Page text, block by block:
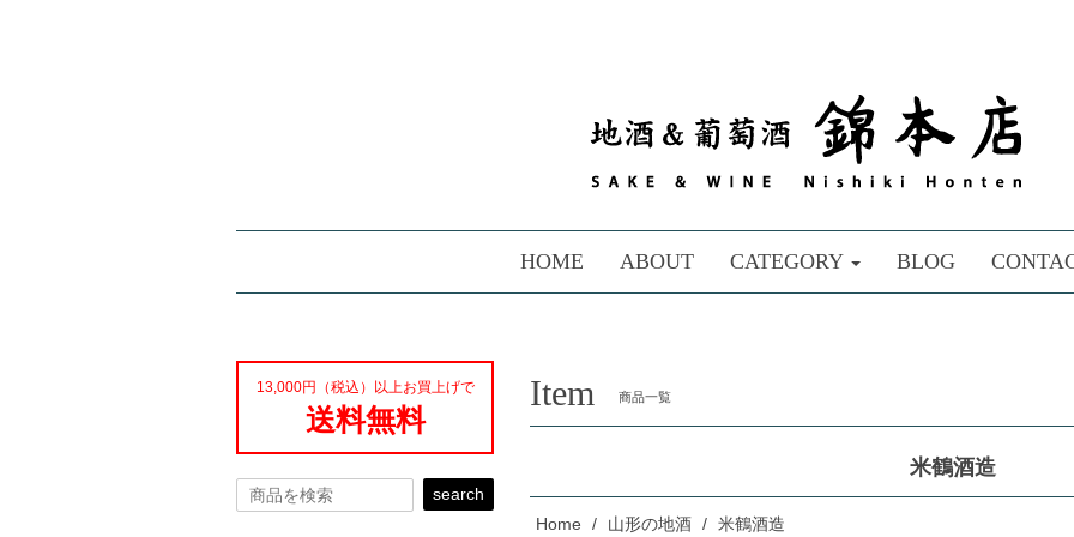
HOME ABOUT CATEGORY BLOG
Item 商品一覧
米鶴酒造
Home 山形の地酒 米鶴酒造
13,000円（税込）以上お買上げで
送料無料
search